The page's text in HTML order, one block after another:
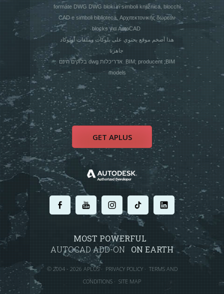
formáte DWG DWG bloki in simboli knjižnica, blocchi
CAD e simboli biblioteca, Αρχιτεκτονικής δωρεάν
blocks για AutoCAD
هذا أضخم موقع يحتوي على بلوكات وملفات أوتوكاد
בלוקים חינם dwg אדריכלות BIM; producent ;BIM
models
GET APLUS
. . . . .
MOST POWERFUL
AUTOCAD ADD-ON ON EARTH
©2004 - 2026 APLUS · PRIVACY POLICY·TERMS AND
CONDITIONS·SITE MAP